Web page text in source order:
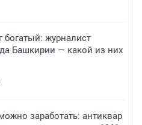
журналист
Башкирии — какой из них
заработать: антиквар